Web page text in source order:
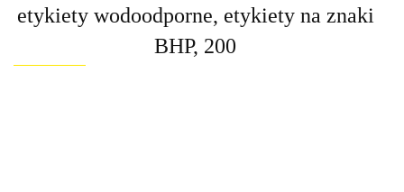
etykiety wodoodporne, etykiety na znaki
BHP, 200